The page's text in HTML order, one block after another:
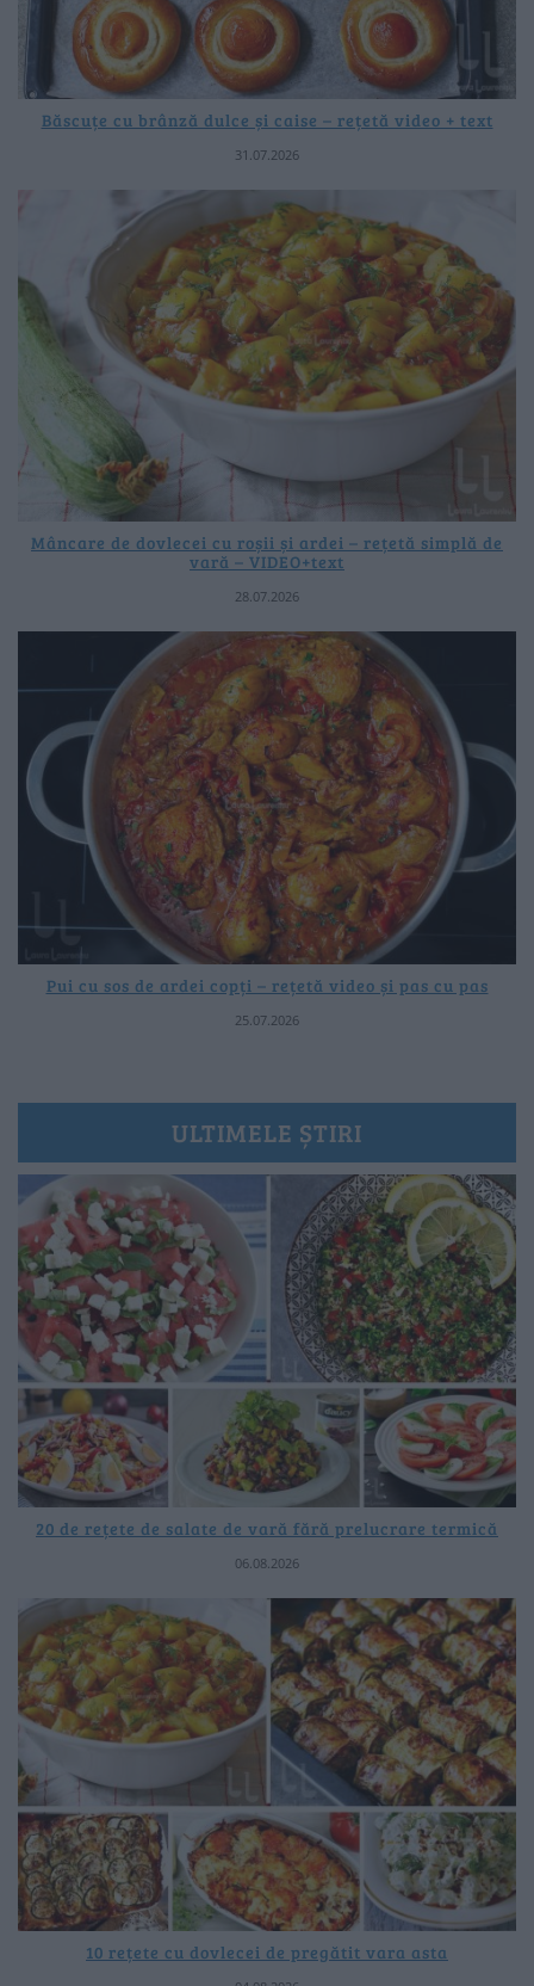
Băscuțe cu brânză dulce și caise – rețetă video + text
31.07.2026
Mâncare de dovlecei cu roșii și ardei – rețetă simplă de
vară – VIDEO+text
28.07.2026
Pui cu sos de ardei copți – rețetă video și pas cu pas
25.07.2026
ULTIMELE ȘTIRI
20 de rețete de salate de vară fără prelucrare termică
06.08.2026
10 rețete cu dovlecei de pregătit vara asta